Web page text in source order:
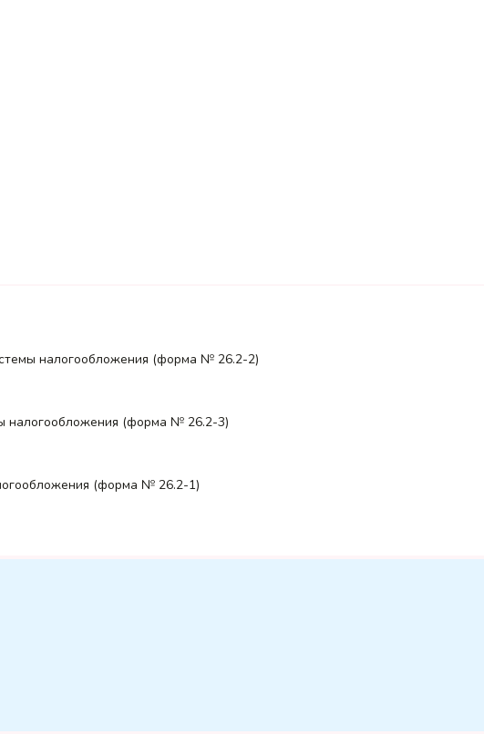
налогообложения (форма № 26.2-2)
налогообложения (форма № 26.2-3)
(форма № 26.2-1)